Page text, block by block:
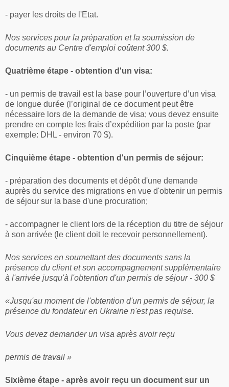
- payer les droits de l'Etat.
Nos services pour la préparation et la soumission de
documents au Centre d'emploi coûtent 300 $.
Quatrième étape - obtention d'un visa:
- un permis de travail est la base pour l’ouverture d’un visa
de longue durée (l’original de ce document peut être
nécessaire lors de la demande de visa; vous devez ensuite
prendre en compte les frais d’expédition par la poste (par
exemple: DHL - environ 70 $).
Cinquième étape - obtention d'un permis de séjour:
- préparation des documents et dépôt d'une demande
auprès du service des migrations en vue d'obtenir un permis
de séjour sur la base d'une procuration;
- accompagner le client lors de la réception du titre de séjour
à son arrivée (le client doit le recevoir personnellement).
Nos services en soumettant des documents sans la
présence du client et son accompagnement supplémentaire
à l'arrivée jusqu'à l'obtention d'un permis de séjour - 300 $
«Jusqu'au moment de l'obtention d'un permis de séjour, la
présence du fondateur en Ukraine n'est pas requise.
Vous devez demander un visa après avoir reçu
permis de travail »
Sixième étape - après avoir reçu un document sur un